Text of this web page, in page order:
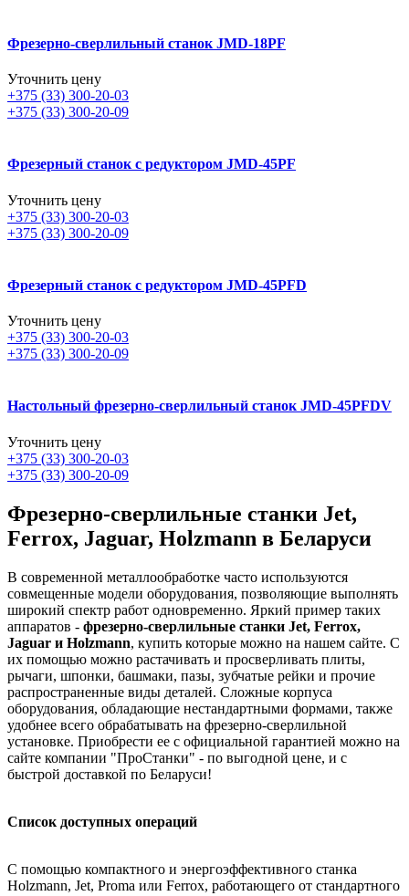
Фрезерно-сверлильный станок JMD-18PF
Уточнить цену
+375 (33) 300-20-03
+375 (33) 300-20-09
Фрезерный станок с редуктором JMD-45PF
Уточнить цену
+375 (33) 300-20-03
+375 (33) 300-20-09
Фрезерный станок с редуктором JMD-45PFD
Уточнить цену
+375 (33) 300-20-03
+375 (33) 300-20-09
Настольный фрезерно-сверлильный станок JMD-45PFDV
Уточнить цену
+375 (33) 300-20-03
+375 (33) 300-20-09
Фрезерно-сверлильные станки Jet,
Ferrox, Jaguar, Holzmann в Беларуси
В современной металлообработке часто используются
совмещенные модели оборудования, позволяющие выполнять
широкий спектр работ одновременно. Яркий пример таких
аппаратов - фрезерно-сверлильные станки Jet, Ferrox,
Jaguar и Holzmann, купить которые можно на нашем сайте. С
их помощью можно растачивать и просверливать плиты,
рычаги, шпонки, башмаки, пазы, зубчатые рейки и прочие
распространенные виды деталей. Сложные корпуса
оборудования, обладающие нестандартными формами, также
удобнее всего обрабатывать на фрезерно-сверлильной
установке. Приобрести ее с официальной гарантией можно на
сайте компании "ПроСтанки" - по выгодной цене, и с
быстрой доставкой по Беларуси!
Список доступных операций
С помощью компактного и энергоэффективного станка
Holzmann, Jet, Proma или Ferrox, работающего от стандартного